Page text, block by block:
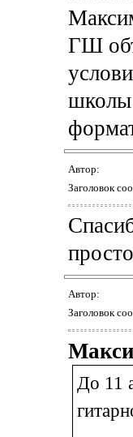
ГШ
школы
Автор:
Заголовок
Автор:
Заголовок
До 11